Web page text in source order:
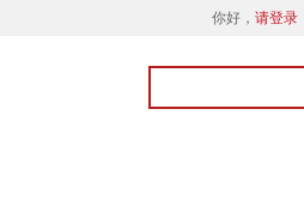
你好， 请登录